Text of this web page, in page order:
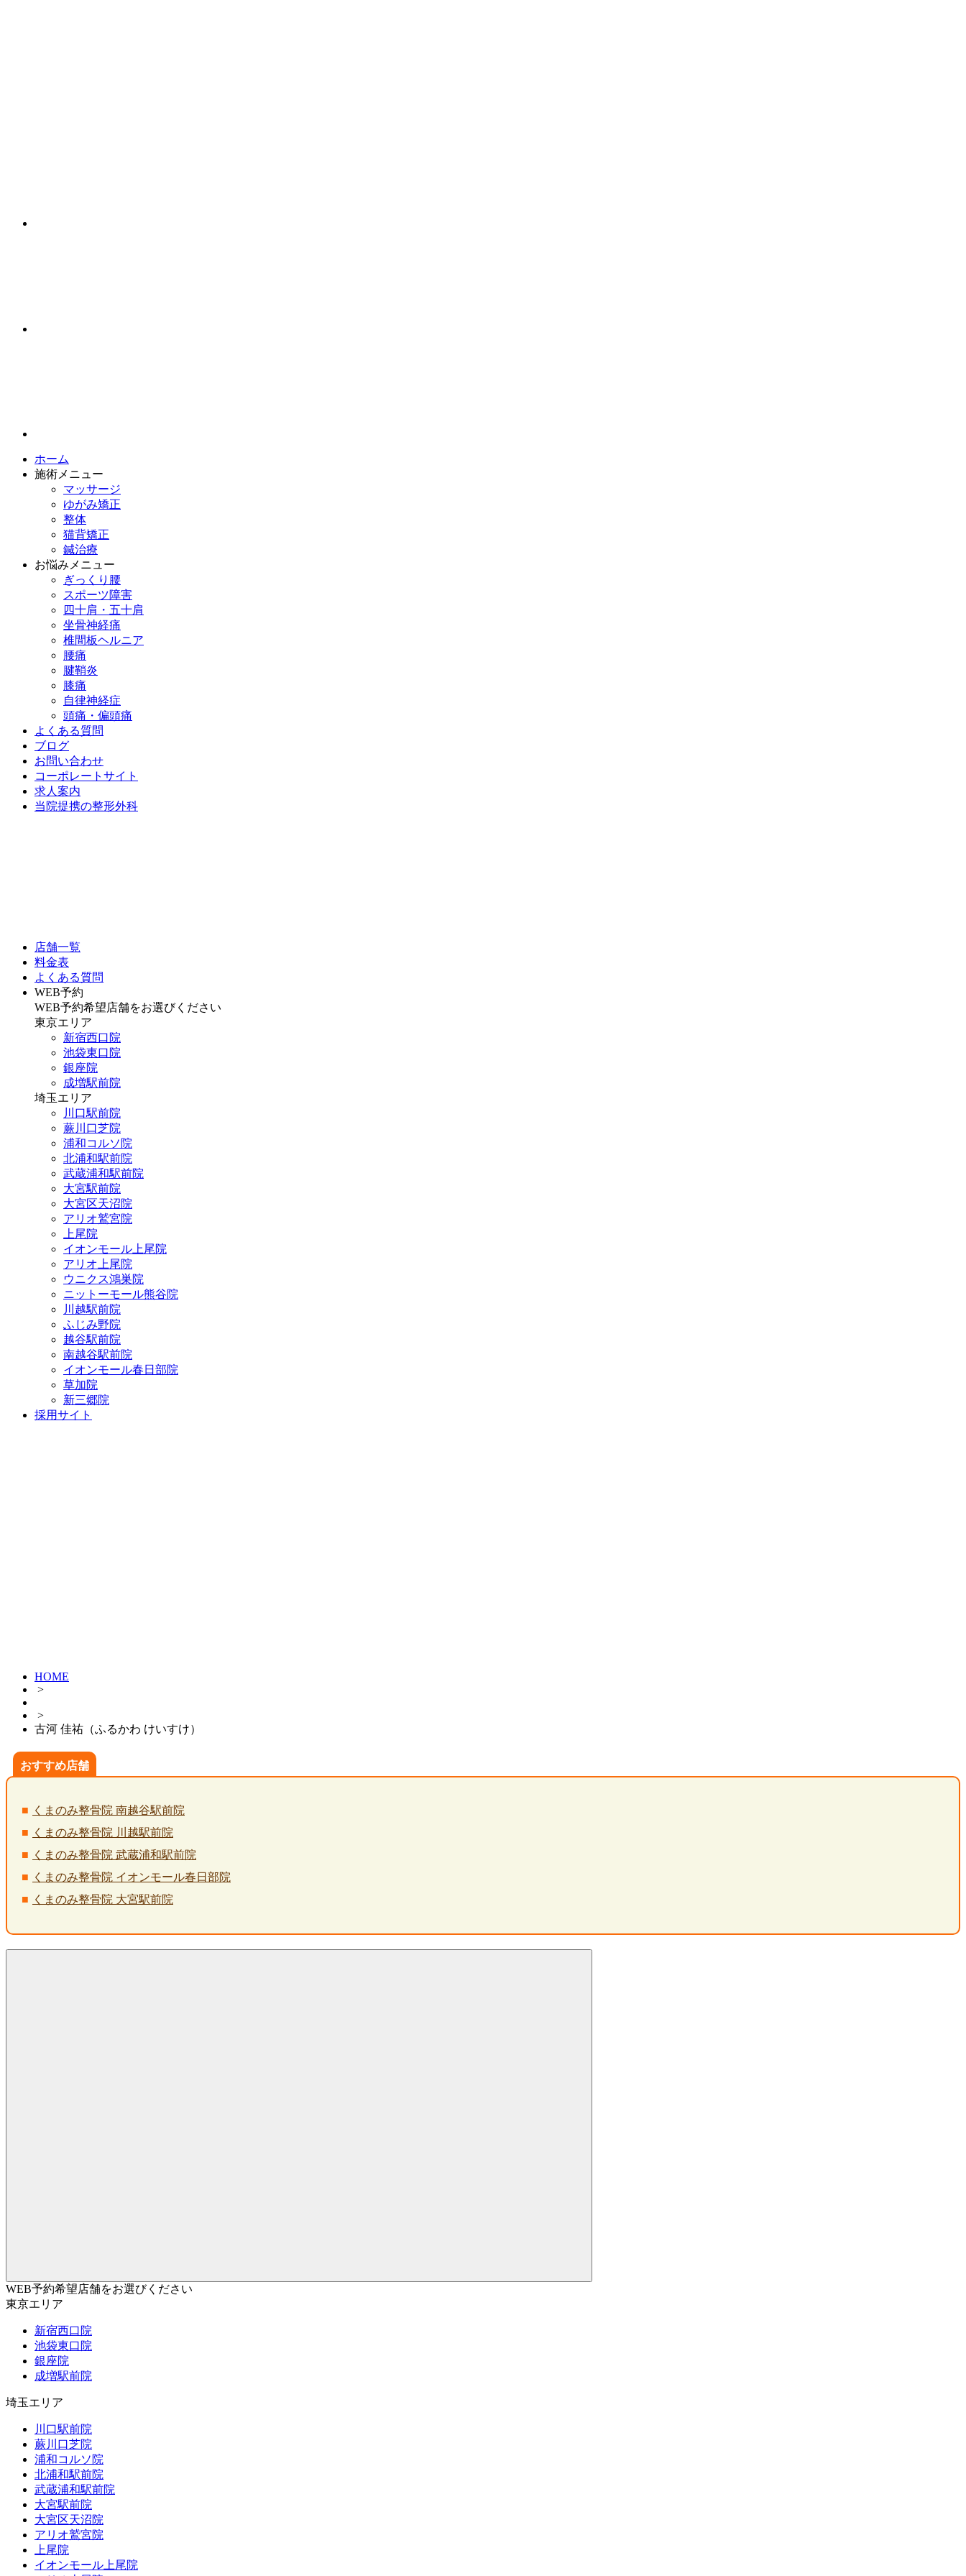
ホーム
施術メニュー
マッサージ
ゆがみ矯正
整体
猫背矯正
鍼治療
お悩みメニュー
ぎっくり腰
スポーツ障害
四十肩・五十肩
坐骨神経痛
椎間板ヘルニア
腰痛
腱鞘炎
膝痛
自律神経症
頭痛・偏頭痛
よくある質問
ブログ
お問い合わせ
コーポレートサイト
求人案内
当院提携の整形外科
店舗一覧
料金表
よくある質問
WEB予約
WEB予約希望店舗をお選びください
東京エリア
新宿西口院
池袋東口院
銀座院
成増駅前院
埼玉エリア
川口駅前院
蕨川口芝院
浦和コルソ院
北浦和駅前院
武蔵浦和駅前院
大宮駅前院
大宮区天沼院
アリオ鷲宮院
上尾院
イオンモール上尾院
アリオ上尾院
ウニクス鴻巣院
ニットーモール熊谷院
川越駅前院
ふじみ野院
越谷駅前院
南越谷駅前院
イオンモール春日部院
草加院
新三郷院
採用サイト
HOME
>
>
古河 佳祐（ふるかわ けいすけ）
おすすめ店舗
くまのみ整骨院 南越谷駅前院
くまのみ整骨院 川越駅前院
くまのみ整骨院 武蔵浦和駅前院
くまのみ整骨院 イオンモール春日部院
くまのみ整骨院 大宮駅前院
WEB予約希望店舗をお選びください
東京エリア
新宿西口院
池袋東口院
銀座院
成増駅前院
埼玉エリア
川口駅前院
蕨川口芝院
浦和コルソ院
北浦和駅前院
武蔵浦和駅前院
大宮駅前院
大宮区天沼院
アリオ鷲宮院
上尾院
イオンモール上尾院